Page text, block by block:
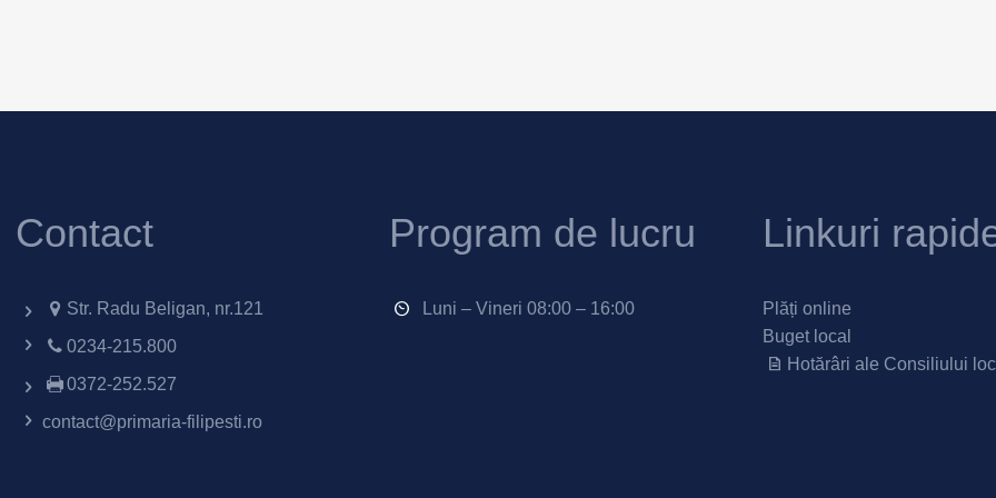
Contact
Str. Radu Beligan, nr.121
0234-215.800
0372-252.527
contact@primaria-filipesti.ro
Program de lucru
Luni – Vineri 08:00 – 16:00
Linkuri
Plăți online
Buget local
Hotărâri ale Consiliului